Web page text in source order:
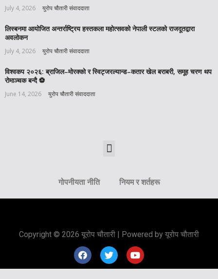
July 4, 2026 युरोप चौतारी संवाददाता
लिस्बनमा आयोजित अन्तर्राष्ट्रिय हस्तकला महोत्सवको नेपाली स्टलको राजदूतद्वारा
अवलोकन
July 4, 2026 युरोप चौतारी संवाददाता
विश्वकप २०२६: ब्राजिल–मोरक्को र स्विट्जरल्यान्ड–कतार खेल बराबरी, समूह चरण थप
रोमाञ्चक बन्दै ⚽️
June 14, 2026 युरोप चौतारी संवाददाता
गोपनीयता नीति नियम र शर्तहरू
Copyright © 2026 यूरोप चौतारी | Powered by यूरोप चौतारी